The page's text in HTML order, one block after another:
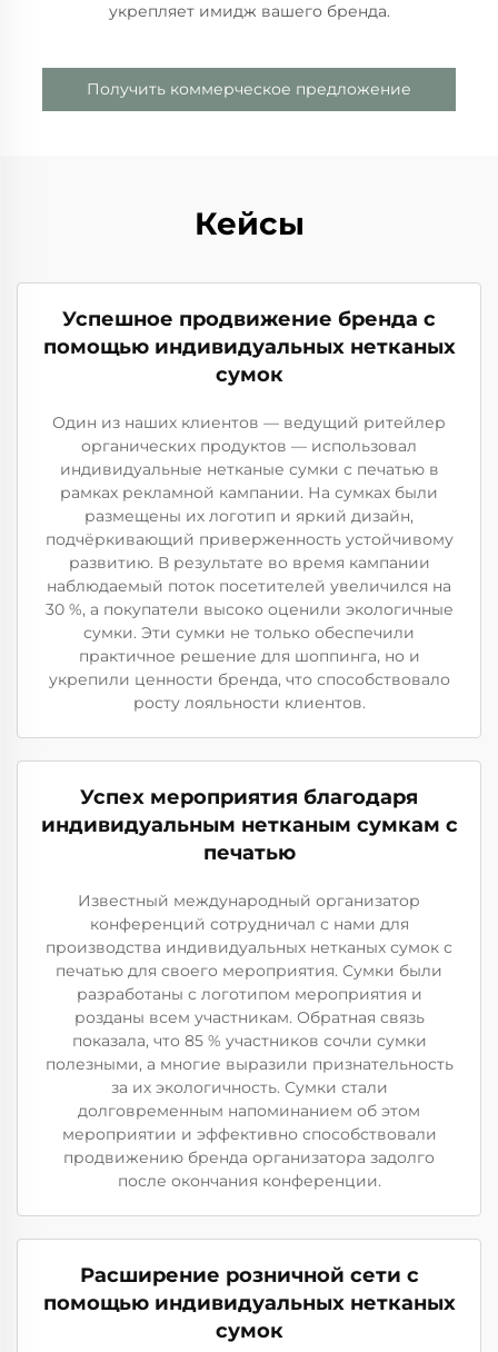
укрепляет имидж вашего бренда.
Получить коммерческое предложение
Кейсы
Успешное продвижение бренда с
помощью индивидуальных нетканых
сумок
Один из наших клиентов — ведущий ритейлер
органических продуктов — использовал
индивидуальные нетканые сумки с печатью в
рамках рекламной кампании. На сумках были
размещены их логотип и яркий дизайн,
подчёркивающий приверженность устойчивому
развитию. В результате во время кампании
наблюдаемый поток посетителей увеличился на
30 %, а покупатели высоко оценили экологичные
сумки. Эти сумки не только обеспечили
практичное решение для шоппинга, но и
укрепили ценности бренда, что способствовало
росту лояльности клиентов.
Успех мероприятия благодаря
индивидуальным нетканым сумкам с
печатью
Известный международный организатор
конференций сотрудничал с нами для
производства индивидуальных нетканых сумок с
печатью для своего мероприятия. Сумки были
разработаны с логотипом мероприятия и
розданы всем участникам. Обратная связь
показала, что 85 % участников сочли сумки
полезными, а многие выразили признательность
за их экологичность. Сумки стали
долговременным напоминанием об этом
мероприятии и эффективно способствовали
продвижению бренда организатора задолго
после окончания конференции.
Расширение розничной сети с
помощью индивидуальных нетканых
сумок